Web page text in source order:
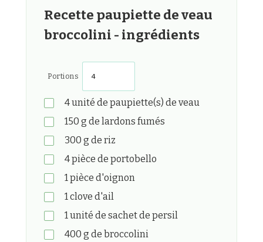
Recette paupiette de veau
broccolini - ingrédients
Portions
4unité de paupiette(s) de veau
150 g de lardons fumés
300 g de riz
4pièce de portobello
1pièce d'oignon
1clove d'ail
1unité de sachet de persil
400 g de broccolini